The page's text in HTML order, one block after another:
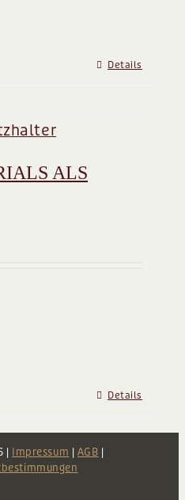
Details
ALS
Details
| Impressum | AGB |